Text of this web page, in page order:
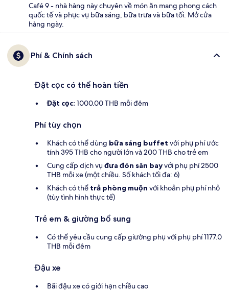
Café 9 - nhà hàng này chuyên về món ăn mang phong cách
quốc tế và phục vụ bữa sáng, bữa trưa và bữa tối. Mở cửa
hàng ngày.
Phí & Chính sách
Đặt cọc có thể hoàn tiền
Đặt cọc: 1000.00 THB mỗi đêm
Phí tùy chọn
Khách có thể dùng bữa sáng buffet với phụ phí ước
tính 395 THB cho người lớn và 200 THB cho trẻ em
Cung cấp dịch vụ đưa đón sân bayvới phụ phí 2500
THB mỗi xe (một chiều. Số khách tối đa: 6)
Khách có thể trả phòng muộn với khoản phụ phí nhỏ
(tùy tình hình thực tế)
Trẻ em & giường bổ sung
Có thể yêu cầu cung cấp giường phụ với phụ phí 1177.0
THB mỗi đêm
Đậu xe
Bãi đậu xe có giới hạn chiều cao